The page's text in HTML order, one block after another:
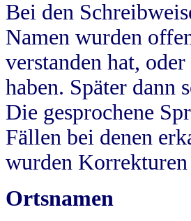
Bei den
Namen wurden
verstanden hat,
haben. Später dann
Die gesprochene
Fällen bei denen
wurden
Ortsnamen